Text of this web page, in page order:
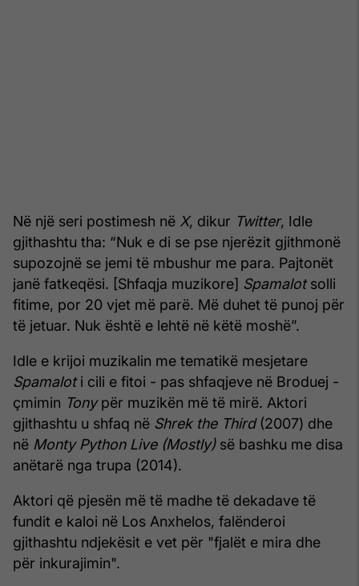
Në një seri postimesh në X, dikur Twitter, Idle
gjithashtu tha: “Nuk e di se pse njerëzit gjithmonë
supozojnë se jemi të mbushur me para. Pajtonët
janë fatkeqësi. [Shfaqja muzikore] Spamalotsolli
fitime, por 20 vjet më parë. Më duhet të punoj për
të jetuar. Nuk është e lehtë në këtë moshë”.
Idle e krijoi muzikalin me tematikë mesjetare
Spamaloti cili e fitoi - pas shfaqjeve në Broduej -
çmimin Tonypër muzikën më të mirë. Aktori
gjithashtu u shfaq në Shrek the Third(2007) dhe
në Monty Python Live (Mostly) së bashku me disa
anëtarë nga trupa (2014).
Aktori që pjesën më të madhe të dekadave të
fundit e kaloi në Los Anxhelos, falënderoi
gjithashtu ndjekësit e vet për "fjalët e mira dhe
për inkurajimin".